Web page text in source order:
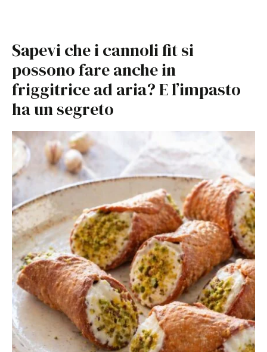
Sapevi che i cannoli fit si
possono fare anche in
friggitrice ad aria? E l’impasto
ha un segreto